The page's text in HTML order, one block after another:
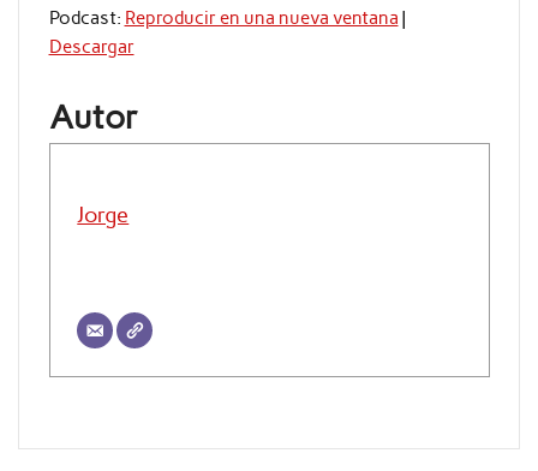
audio
Podcast: Reproducir en una nueva ventana |
Descargar
Autor
Jorge